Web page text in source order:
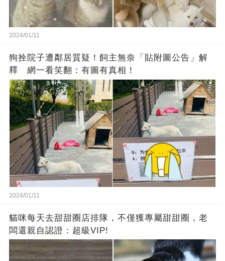
2024/01/11
狗拴院子遭鄰居質疑！飼主無奈「貼附圖公告」解
釋 網一看笑翻：有圖有真相！
2024/01/11
貓咪每天去甜甜圈店排隊，不僅獲專屬甜甜圈，老
闆還親自認證：超級VIP!